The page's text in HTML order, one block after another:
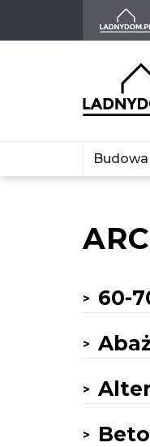
Budowa
60-